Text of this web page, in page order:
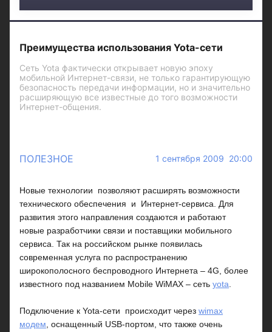
Преимущества использования Yota-сети
Сеть Yota фактически открывает новую эпоху
мобильной Интернет-связи, не только гарантирующую
безопасность передачи информации, но и значительно
расширяющую все известные до того возможности
Интернет-общения.
ПОЛЕЗНОЕ 1 сентября 2009 20:00
Новые технологии позволяют расширять возможности
технического обеспечения и Интернет-сервиса. Для
развития этого направления создаются и работают
новые разработчики связи и поставщики мобильного
сервиса. Так на российском рынке появилась
современная услуга по распространению
широкополосного беспроводного Интернета – 4G, более
известного под названием Mobile WiMAX – сеть yota
Подключение к Yota-сети происходит через wimax
модем , оснащенный USB-портом, что также очень